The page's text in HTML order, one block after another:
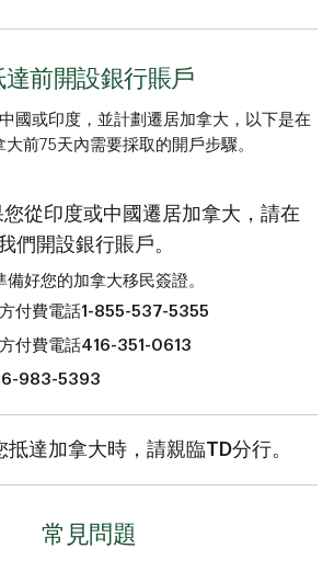
達前開設銀行賬戶
國或印度，並計劃遷居加拿大，以下是在
大前75天內需要採取的開戶步驟。
您從印度或中國遷居加拿大，請在
們開設銀行賬戶。
好您的加拿大移民簽證。
付費電話1-855-537-5355
付費電話416-351-0613
983-5393
達加拿大時，請親臨TD分行。
行，啟動您的新銀行賬戶。
民身份證明：
常見問題